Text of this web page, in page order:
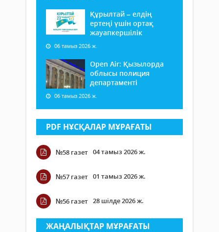
Құрылтай – елдің
ертеңі үшін ортақ
жауапкершілік
06 тамыз 2026 ж.
Open Air: Қызылорда
облысы полиция
департаменті
06 тамыз 2026 ж.
PDF НҰСҚАЛАР МҰРАҒАТЫ
№58 газет 04 тамыз 2026 ж.
№57 газет 01 тамыз 2026 ж.
№56 газет 28 шілде 2026 ж.
ЖАҢАЛЫҚТАР МҰРАҒАТЫ